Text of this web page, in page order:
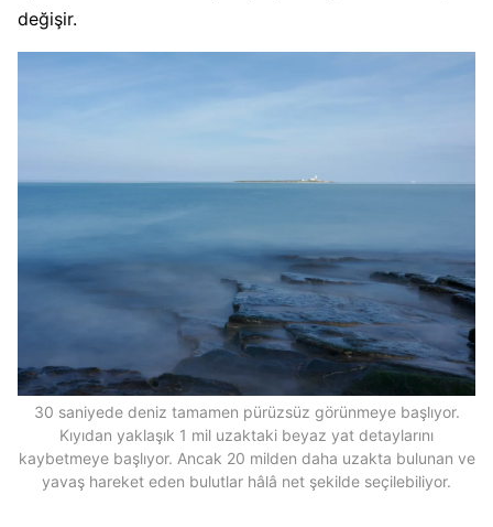
değişir.
30 saniyede deniz tamamen pürüzsüz görünmeye başlıyor.
Kıyıdan yaklaşık 1 mil uzaktaki beyaz yat detaylarını
kaybetmeye başlıyor. Ancak 20 milden daha uzakta bulunan ve
yavaş hareket eden bulutlar hâlâ net şekilde seçilebiliyor.